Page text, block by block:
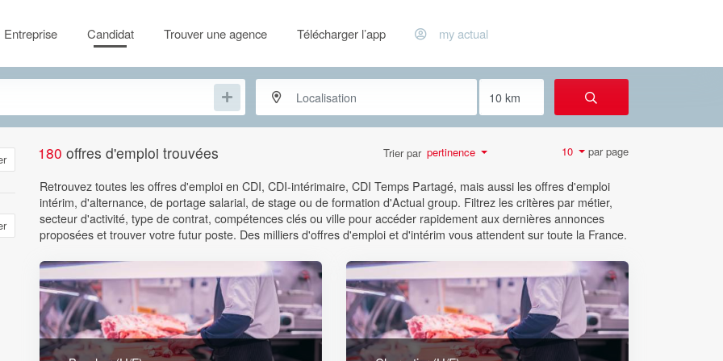
Entreprise Candidat Trouver une agence Télécharger l’app my actual
180 offres d'emploi trouvées Trier par pertinence 10 par page
Retrouvez toutes les offres d'emploi en CDI, CDI-intérimaire, CDI Temps Partagé, mais aussi les offres d'emploi
intérim, d'alternance, de portage salarial, de stage ou de formation d'Actual group. Filtrez les critères par métier,
secteur d'activité, type de contrat, compétences clés ou ville pour accéder rapidement aux dernières annonces
proposées et trouver votre futur poste. Des milliers d'offres d'emploi et d'intérim vous attendent sur toute la France.